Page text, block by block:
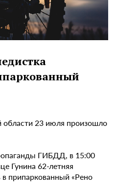
области 23 июля произошло
ГИБДД, в 15:00
Гунина 62-летняя
в припаркованный «Рено